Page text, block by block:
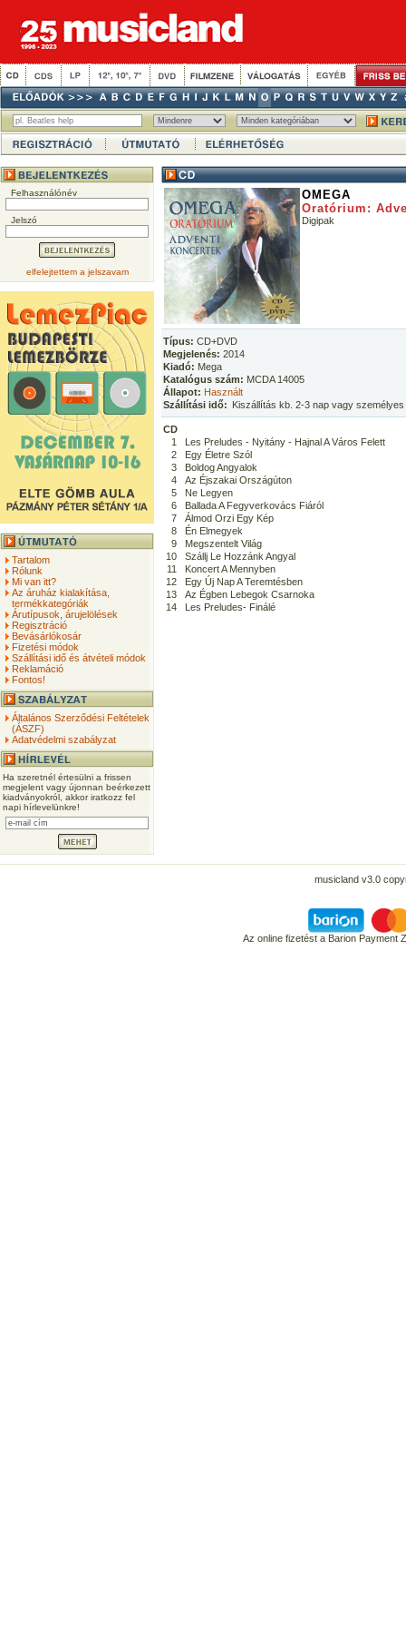
Felhasználónév
Jelszó
elfelejtettem a jelszavam
Tartalom
Rólunk
Mi van itt?
Az áruház kialakítása,
termékkategóriák
Árutípusok, árujelölések
Regisztráció
Bevásárlókosár
Fizetési módok
Szállítási idő és átvételi módok
Reklamáció
Fontos!
Általános Szerződési Feltételek
(ÁSZF)
Adatvédelmi szabályzat
Ha szeretnél értesülni a frissen
megjelent vagy újonnan beérkezett
kiadványokról, akkor iratkozz fel
napi hírlevelünkre!
OMEGA
Oratórium:
Digipak
Típus: CD+DVD
Megjelenés: 2014
Kiadó: Mega
Katalógus szám: MCDA 14005
Állapot: Használt
Szállítási idő: Kiszállítás kb. 2-3 nap vagy
CD
1
Les Preludes - Nyitány - Hajnal A Város Felett
2
Egy Életre Szól
3
Boldog Angyalok
4
Az Éjszakai Országúton
5
Ne Legyen
6
Ballada A Fegyverkovács Fiáról
7
Álmod Orzi Egy Kép
8
Én Elmegyek
9
Megszentelt Világ
10
Szállj Le Hozzánk Angyal
11
Koncert A Mennyben
12
Egy Új Nap A Teremtésben
13
Az Égben Lebegok Csarnoka
14
Les Preludes- Finálé
musicland v3.0
Az online fizetést a Barion Payment